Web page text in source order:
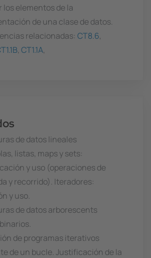
los elementos de la
de una clase de datos.
relacionadas: CT8.6,
, CT1.1A,
de datos lineales
listas, maps y sets:
y uso (operaciones de
y recorrido). Iteradores:
y uso.
de datos arborescents
de programas iterativos
de un bucle. Justificación de la